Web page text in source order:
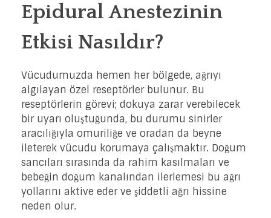
Epidural Anestezinin
Etkisi Nasıldır?
Vücudumuzda hemen her bölgede, ağrıyı
algılayan özel reseptörler bulunur. Bu
reseptörlerin görevi; dokuya zarar verebilecek
bir uyarı oluştuğunda, bu durumu sinirler
aracılığıyla omuriliğe ve oradan da beyne
ileterek vücudu korumaya çalışmaktır. Doğum
sancıları sırasında da rahim kasılmaları ve
bebeğin doğum kanalından ilerlemesi bu ağrı
yollarını aktive eder ve şiddetli ağrı hissine
neden olur.